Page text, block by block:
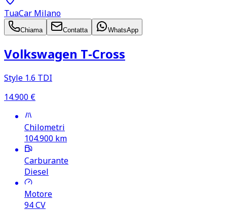
TuaCar Milano
Chiama Contatta WhatsApp
Volkswagen T‑Cross
Style 1.6 TDI
14.900 €
Chilometri
104.900 km
Carburante
Diesel
Motore
94CV